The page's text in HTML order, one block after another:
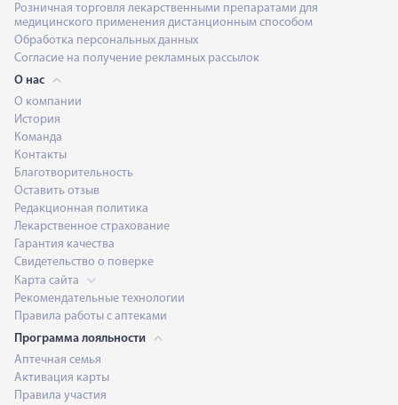
Розничная торговля лекарственными препаратами для
медицинского применения дистанционным способом
Обработка персональных данных
Согласие на получение рекламных рассылок
О нас
О компании
История
Команда
Контакты
Благотворительность
Оставить отзыв
Редакционная политика
Лекарственное страхование
Гарантия качества
Свидетельство о поверке
Карта сайта
Рекомендательные технологии
Правила работы с аптеками
Программа лояльности
Аптечная семья
Активация карты
Правила участия